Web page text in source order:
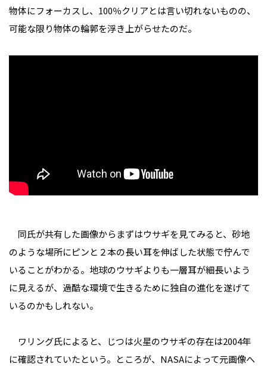
物体にフォーカスし、100％クリアとは言い切れないものの、
可能な限り物体の輪郭を浮き上がらせたのだ。
同氏が共有した画像からまずはウサギを見てみると、砂地
のような場所にピンと２本の長い耳を伸ばした状態で佇んで
いることがわかる。地球のウサギよりも一層耳が細長いよう
に見えるが、過酷な環境で生きるために独自の進化を遂げて
いるのかもしれない。
ワリング氏によると、じつは火星のウサギの存在は2004年
に確認されていたという。ところが、NASAによって元画像へ